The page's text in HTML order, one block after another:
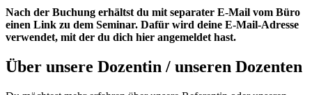
Nach der Buchung erhältst du mit separater E-Mail vom Büro
einen Link zu dem Seminar. Dafür wird deine E-Mail-Adresse
verwendet, mit der du dich hier angemeldet hast.
Über unsere Dozentin / unseren Dozenten